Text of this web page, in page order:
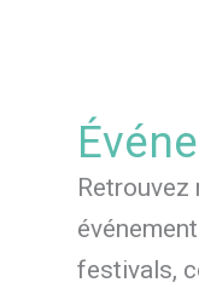
festivals,